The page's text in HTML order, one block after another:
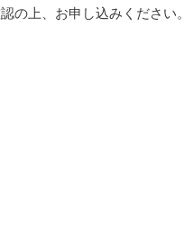
の上、お申し込みください。